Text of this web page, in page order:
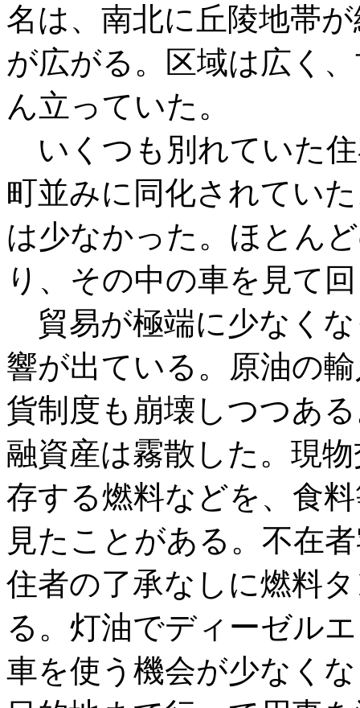
名は、南北に丘陵地帯
が広がる。区域は広く
ん立っていた。
いくつも別れていた
町並みに同化されてい
は少なかった。ほとん
り、その中の車を見て
貿易が極端に少なく
響が出ている。原油の
貨制度も崩壊しつつあ
融資産は霧散した。現
存する燃料などを、食
見たことがある。不在
住者の了承なしに燃料
る。灯油でディーゼル
車を使う機会が少なく